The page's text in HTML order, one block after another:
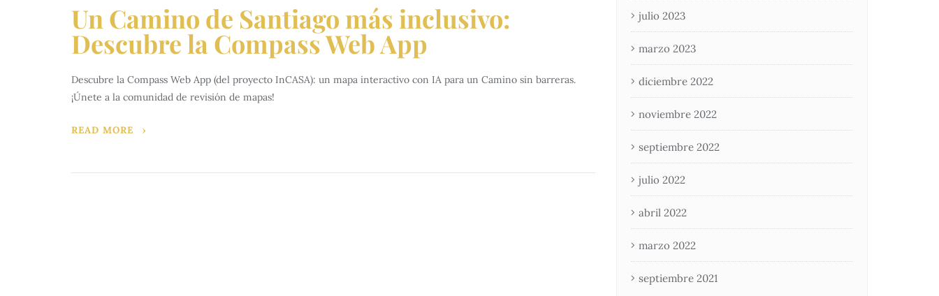
Un Camino de Santiago más inclusivo:
Descubre la Compass Web App
Descubre la Compass Web App (del proyecto InCASA): un mapa interactivo con IA para un Camino sin barreras.
¡Únete a la comunidad de revisión de mapas!
READ MORE
julio 2023
marzo 2023
diciembre 2022
noviembre 2022
septiembre 2022
julio 2022
abril 2022
marzo 2022
septiembre 2021